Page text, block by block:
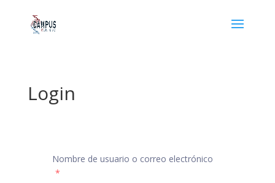
Login
Nombre de usuario o correo electrónico
*